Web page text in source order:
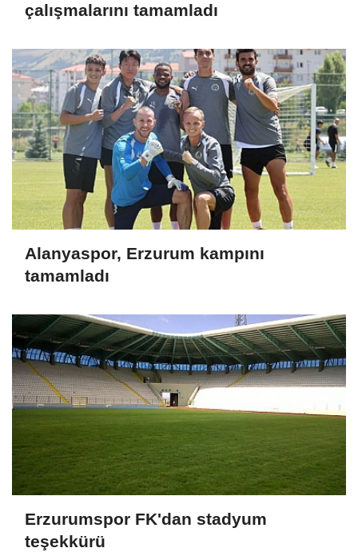
çalışmalarını tamamladı
Alanyaspor, Erzurum kampını
tamamladı
Erzurumspor FK'dan stadyum
teşekkürü